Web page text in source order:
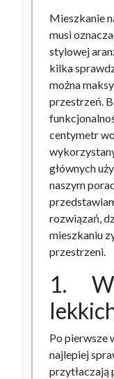
Mieszkanie
musi
stylowej
kilka
można
przestrzeń.
centymetr
głównych
naszym
rozwiązań,
mieszkaniu
przestrzeni.
1.
Po pierwsze
najlepiej
przytłaczają